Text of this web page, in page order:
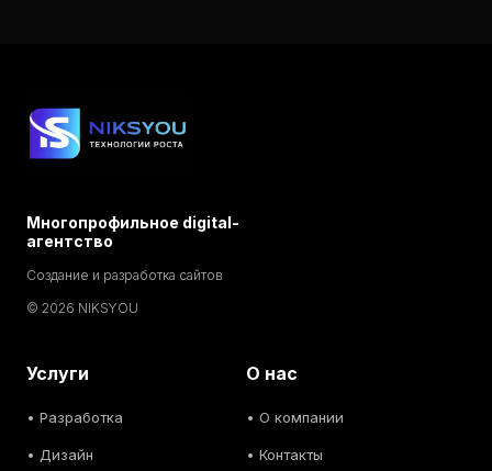
Многопрофильное digital-
агентство
Создание и разработка сайтов
© 2026 NIKSYOU
Услуги
• Разработка
• Дизайн
О нас
• О компании
• Контакты